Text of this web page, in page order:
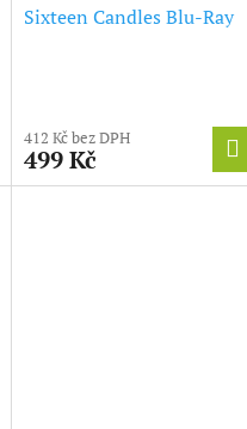
Sixteen Candles Blu-Ray
412 Kč bez DPH
499 Kč